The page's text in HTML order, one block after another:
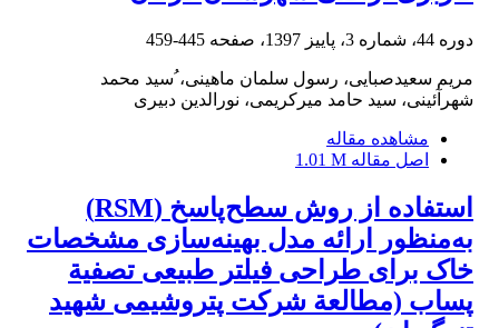
دوره 44، شماره 3، پاییز 1397، صفحه 445-459
مریم سعیدصبایی، رسول سلمان ماهینی، ُسید محمد
شهرآئینی، سید حامد میرکریمی، نورالدین دبیری
مشاهده مقاله
اصل مقاله 1.01 M
استفاده از روش سطح‌پاسخ (RSM)
به‌منظور ارائه مدل بهینه‌سازی مشخصات
خاک برای طراحی فیلتر طبیعی تصفیة
پساب (مطالعة شرکت پتروشیمی شهید